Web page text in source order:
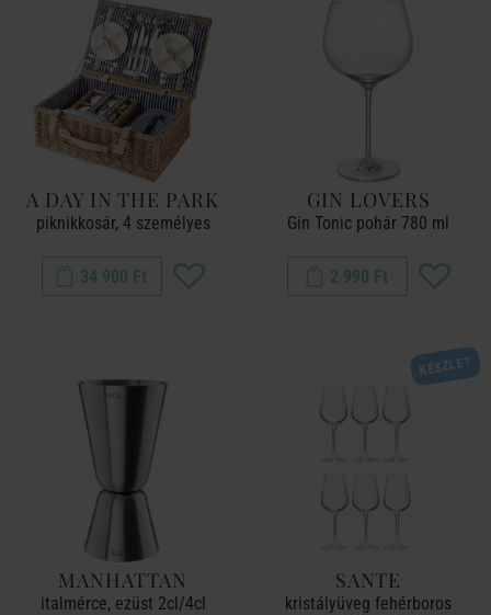
A DAY IN THE PARK
piknikkosár, 4 személyes
34 900 Ft
GIN LOVERS
Gin Tonic pohár 780 ml
2 990 Ft
MANHATTAN
italmérce, ezüst 2cl/4cl
KÉSZLET
SANTE
kristályüveg fehérboros